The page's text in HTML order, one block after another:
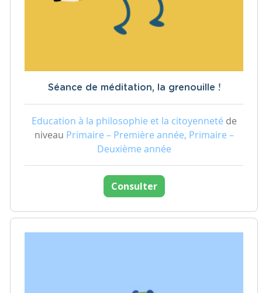
Séance de méditation, la grenouille !
Education à la philosophie et la citoyenneté de
niveau Primaire – Première année, Primaire –
Deuxième année
Consulter